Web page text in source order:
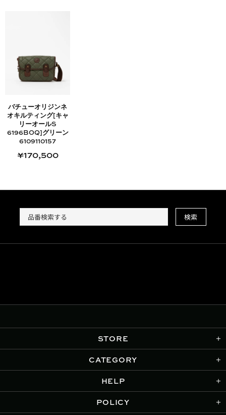
バチューオリジンネ
オキルティング[キャ
リーオールS
6196BOQ]グリーン
6109110157
¥170,500
検索
STORE
CATEGORY
HELP
POLICY